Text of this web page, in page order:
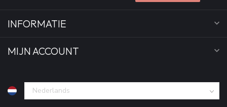
INFORMATIE
MIJN ACCOUNT